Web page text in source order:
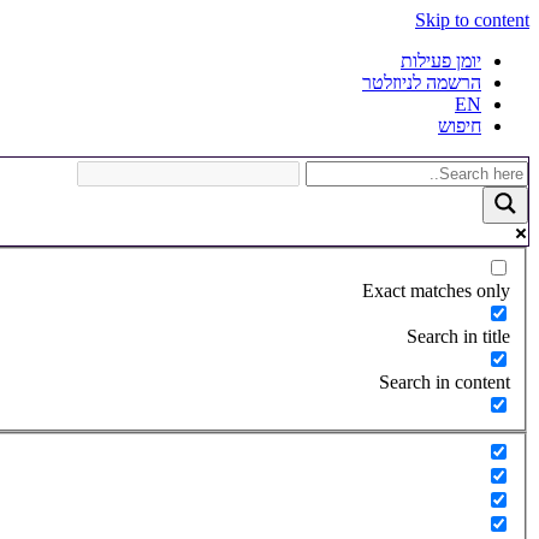
Skip to content
יומן פעילות
הרשמה לניוזלטר
EN
חיפוש
Exact matches only
Search in title
Search in content